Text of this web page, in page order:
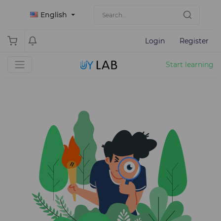
English
Login Register
Start learning